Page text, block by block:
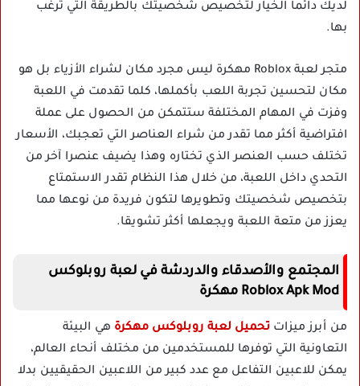
لديك دائما الخيار لتخصيص شخصيتك بالطريقة التي ترغب
بها.
متجر لعبة Roblox مهكرة ليس مجرد مكان لشراء الأزياء بل هو
مكان لتحسين تجربة اللعب بأكملها، كلما تقدمت في اللعبة
وفزت في المهام المختلفة ستتمكن من الحصول على عملة
افتراضية أكثر مما تقدر من شراء العناصر التي تعجبك، الأسعار
تختلف حسب العنصر الذي تختاره وهذا يضيف عنصرا آخر من
التحدي داخل اللعبة، من خلال هذا النظام تقدر الاستمتاع
بتخصيص شخصيتك وتطويرها لتكون فريدة من نوعها مما
يعزز من متعة اللعبة ويجعلها أكثر تشويقا.
المجتمع والأصدقاء والدردشة في لعبة روبلوكس
Roblox Apk Mod مهكرة
من أبرز ميزات تحميل لعبة روبلوكس مهكرة هي البيئة
التعاونية التي توفرها للمستخدمين من مختلف أنحاء العالم،
يمكن للاعبين التفاعل مع عدد كبير من اللاعبين الحقيقيين بدلا